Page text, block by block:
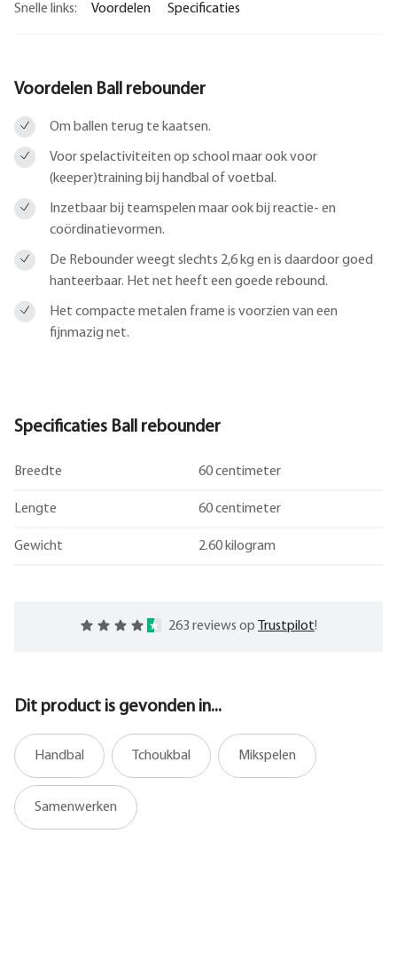
Snelle links: Voordelen Specificaties
Voordelen Ball rebounder
Om ballen terug te kaatsen.
Voor spelactiviteiten op school maar ook voor
(keeper)training bij handbal of voetbal.
Inzetbaar bij teamspelen maar ook bij reactie- en
coördinatievormen.
De Rebounder weegt slechts 2,6 kg en is daardoor goed
hanteerbaar. Het net heeft een goede rebound.
Het compacte metalen frame is voorzien van een
fijnmazig net.
Specificaties Ball rebounder
Breedte 60 centimeter
Lengte 60 centimeter
Gewicht 2.60 kilogram
263 reviews op Trustpilot!
Dit product is gevonden in...
Handbal Tchoukbal Mikspelen
Samenwerken